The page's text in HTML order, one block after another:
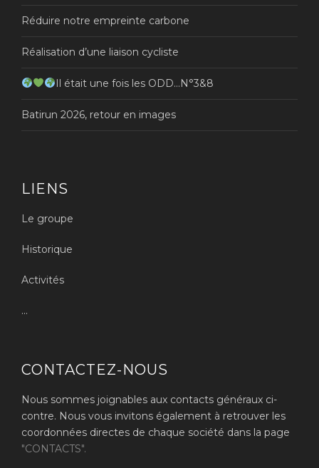
Réduire notre empreinte carbone
Réalisation d’une liaison cycliste
Il était une fois les ODD…N°3&8
Batirun 2026, retour en images
LIENS
Le groupe
Historique
Activités
...
CONTACTEZ-NOUS
Nous sommes joignables aux contacts généraux ci-
contre. Nous vous invitons également à retrouver les
coordonnées directes de chaque société dans la page
"CONTACTS".